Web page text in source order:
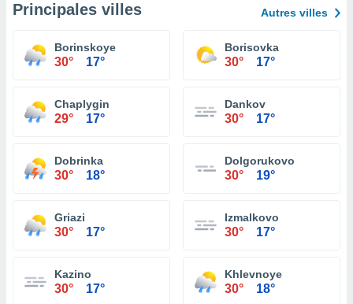
Principales villes Autres villes
Borinskoye
30° 17°
Borisovka
30° 17°
Chaplygin
29° 17°
Dankov
30° 17°
Dobrinka
30° 18°
Dolgorukovo
30° 19°
Griazi
30° 17°
Izmalkovo
30° 17°
Kazino
30° 17°
Khlevnoye
30° 18°